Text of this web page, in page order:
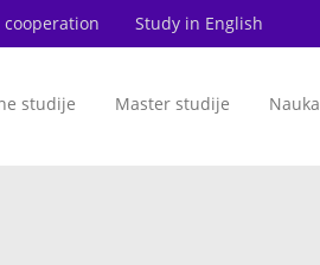
Study in English
studije Master studije Nauka